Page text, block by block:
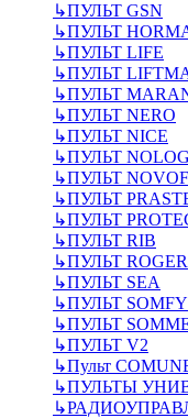
↳ПУЛЬТ GSN
↳ПУЛЬТ
↳ПУЛЬТ LIFE
↳ПУЛЬТ
↳ПУЛЬТ
↳ПУЛЬТ NERO
↳ПУЛЬТ NICE
↳ПУЛЬТ
↳ПУЛЬТ
↳ПУЛЬТ
↳ПУЛЬТ
↳ПУЛЬТ RIB
↳ПУЛЬТ ROGER
↳ПУЛЬТ SEA
↳ПУЛЬТ SOMFY
↳ПУЛЬТ
↳ПУЛЬТ V2
↳Пульт
↳ПУЛЬТЫ
↳